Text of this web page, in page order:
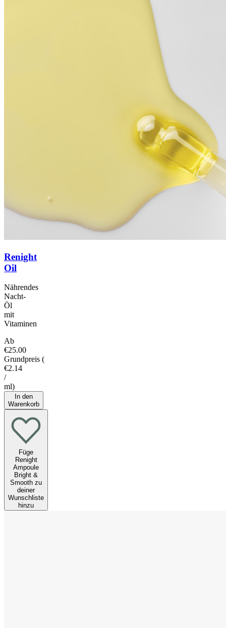
Renight
Oil
Nährendes
Nacht-
Öl
mit
Vitaminen
Ab
€25.00
Grundpreis (
€2.14
/
ml)
In den
Warenkorb
Füge
Renight
Ampoule
Bright &
Smooth zu
deiner
Wunschliste
hinzu